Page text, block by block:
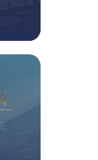
12-30
по
и
для